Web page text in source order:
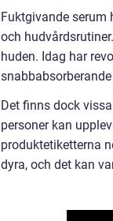
Fuktgivande
och
huden. Idag har
Det finns dock
personer kan
produktetiketterna
dyra, och det kan